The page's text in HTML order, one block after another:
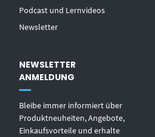
Podcast und Lernvideos
Newsletter
NEWSLETTER
ANMELDUNG
Bleibe immer informiert über
Produktneuheiten, Angebote,
Einkaufsvorteile und erhalte